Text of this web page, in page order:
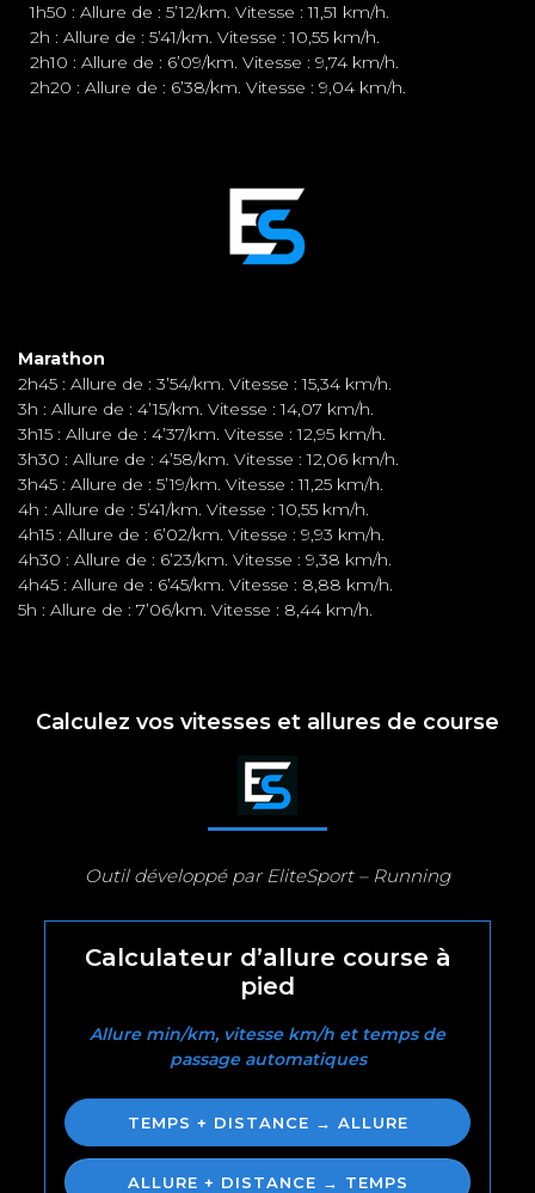
1h50 : Allure de : 5’12/km. Vitesse : 11,51 km/h.
2h : Allure de : 5’41/km. Vitesse : 10,55 km/h.
2h10 : Allure de : 6’09/km. Vitesse : 9,74 km/h.
2h20 : Allure de : 6’38/km. Vitesse : 9,04 km/h.
Marathon
2h45 : Allure de : 3’54/km. Vitesse : 15,34 km/h.
3h : Allure de : 4’15/km. Vitesse : 14,07 km/h.
3h15 : Allure de : 4’37/km. Vitesse : 12,95 km/h.
3h30 : Allure de : 4’58/km. Vitesse : 12,06 km/h.
3h45 : Allure de : 5’19/km. Vitesse : 11,25 km/h.
4h : Allure de : 5’41/km. Vitesse : 10,55 km/h.
4h15 : Allure de : 6’02/km. Vitesse : 9,93 km/h.
4h30 : Allure de : 6’23/km. Vitesse : 9,38 km/h.
4h45 : Allure de : 6’45/km. Vitesse : 8,88 km/h.
5h : Allure de : 7’06/km. Vitesse : 8,44 km/h.
Calculez vos vitesses et allures de course
Outil développé par EliteSport – Running
Calculateur d’allure course à
pied
Allure min/km, vitesse km/h et temps de
passage automatiques
TEMPS + DISTANCE → ALLURE
ALLURE + DISTANCE → TEMPS